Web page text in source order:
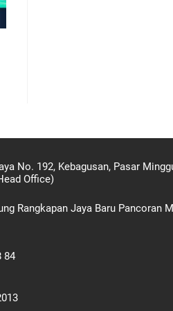
No. 192, Kebagusan, Pasar
Office)
Rangkapan Jaya Baru Pancoran
84